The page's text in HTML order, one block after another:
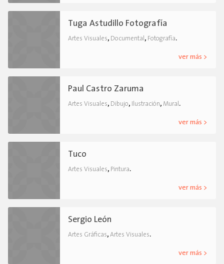
Tuga Astudillo Fotografía
Artes Visuales, Documental , Fotografía.
ver más >
Paul Castro Zaruma
Artes Visuales, Dibujo, Ilustración, Mural .
ver más >
Tuco
Artes Visuales, Pintura.
ver más >
Sergio León
Artes Gráficas, Artes Visuales.
ver más >